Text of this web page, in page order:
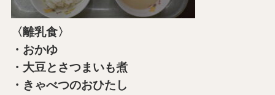
〈離乳食〉
・おかゆ
・大豆とさつまいも煮
・きゃべつのおひたし